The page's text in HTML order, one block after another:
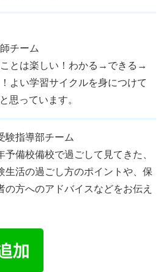
チーム
とは楽しい！わかる→できる→
よい学習サイクルを身につけて
思っています。
験指導部チーム
予備校備校で過ごして見てきた、
生活の過ごし方のポイントや、保
の方へのアドバイスなどをお伝え